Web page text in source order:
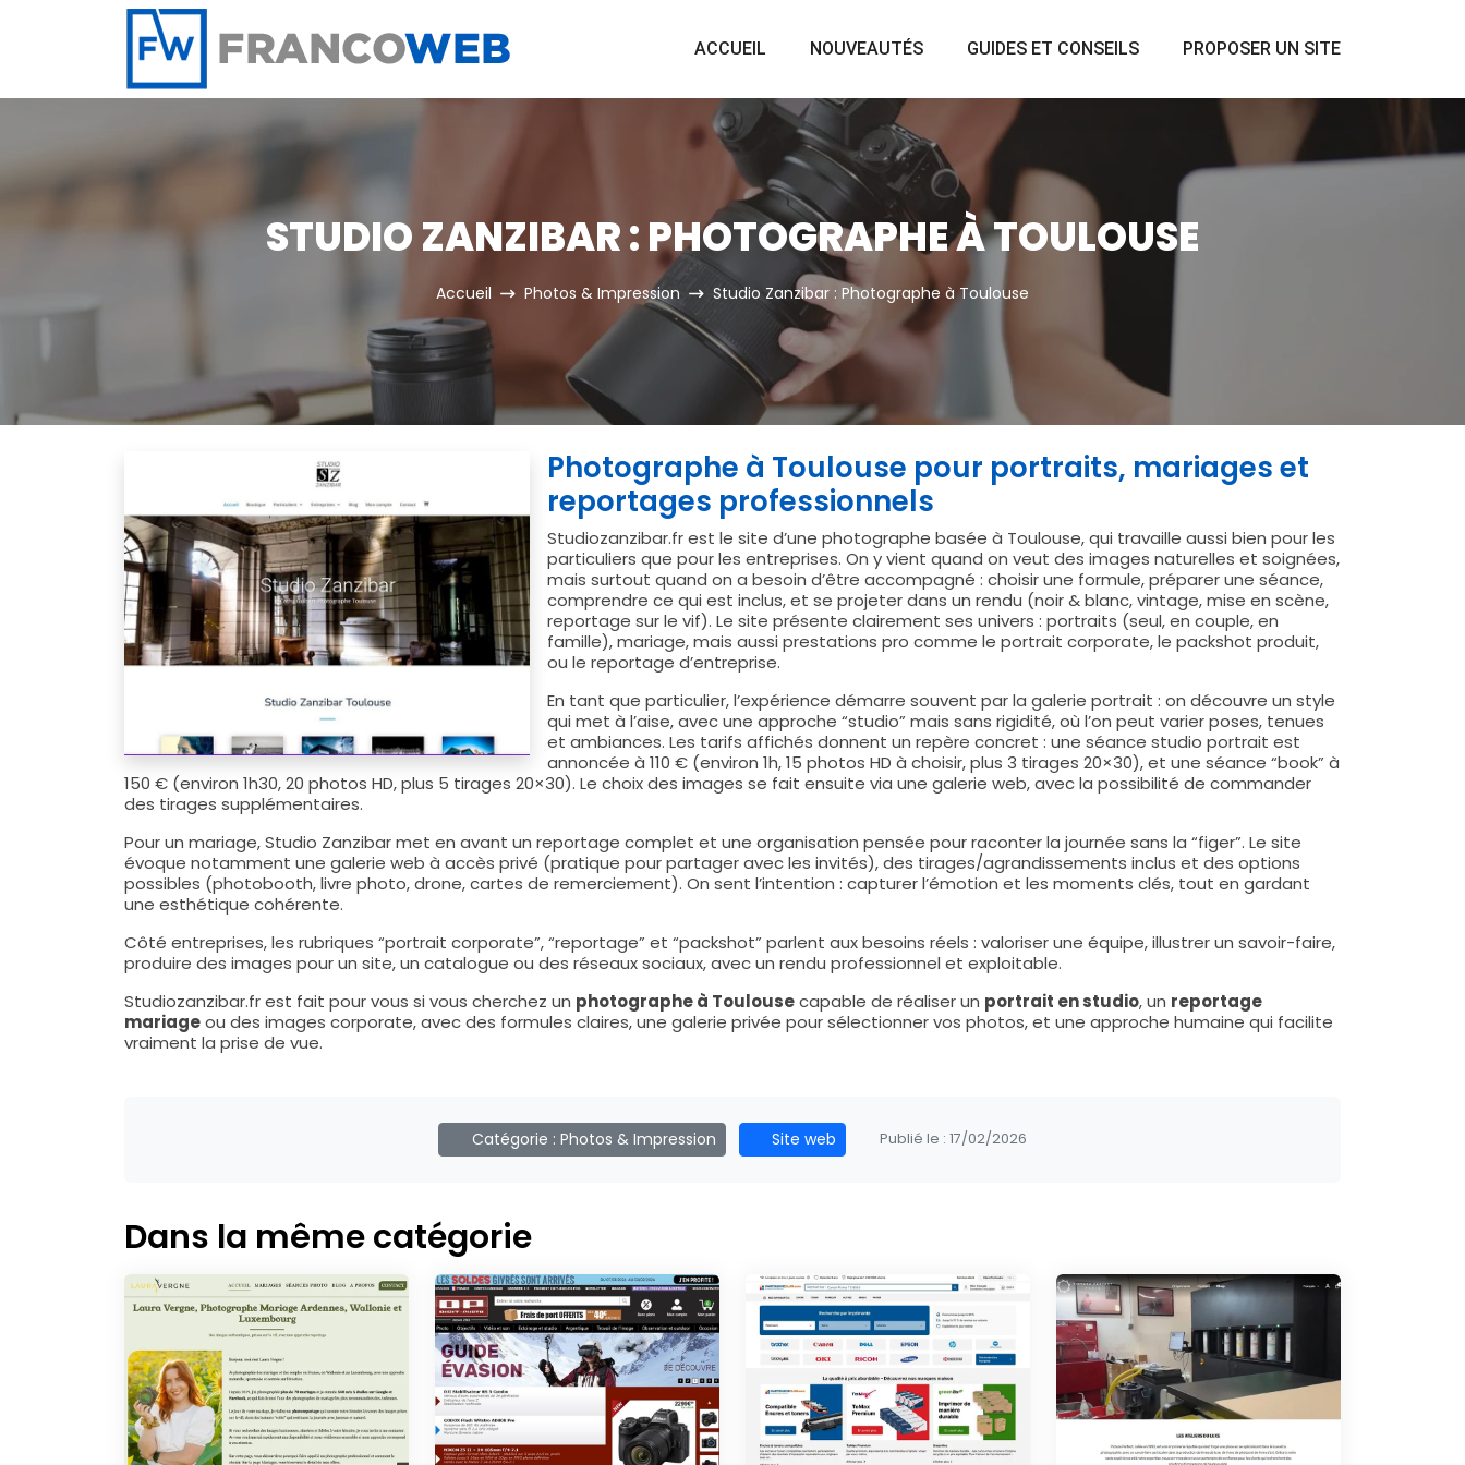
Panneau de gestion des cookies
ACCUEIL NOUVEAUTÉS GUIDES ET CONSEILS PROPOSER UN SITE
STUDIO ZANZIBAR : PHOTOGRAPHE À TOULOUSE
Accueil Photos & Impression Studio Zanzibar : Photographe à Toulouse
Photographe à Toulouse pour portraits, mariages et
reportages professionnels
Studiozanzibar.fr est le site d’une photographe basée à Toulouse, qui travaille aussi bien pour les
particuliers que pour les entreprises. On y vient quand on veut des images naturelles et soignées,
mais surtout quand on a besoin d’être accompagné : choisir une formule, préparer une séance,
comprendre ce qui est inclus, et se projeter dans un rendu (noir & blanc, vintage, mise en scène,
reportage sur le vif). Le site présente clairement ses univers : portraits (seul, en couple, en
famille), mariage, mais aussi prestations pro comme le portrait corporate, le packshot produit,
ou le reportage d’entreprise.
En tant que particulier, l’expérience démarre souvent par la galerie portrait : on découvre un style
qui met à l’aise, avec une approche “studio” mais sans rigidité, où l’on peut varier poses, tenues
et ambiances. Les tarifs affichés donnent un repère concret : une séance studio portrait est
annoncée à 110 € (environ 1h, 15 photos HD à choisir, plus 3 tirages 20×30), et une séance “book” à
150 € (environ 1h30, 20 photos HD, plus 5 tirages 20×30). Le choix des images se fait ensuite via une galerie web, avec la possibilité de commander
des tirages supplémentaires.
Pour un mariage, Studio Zanzibar met en avant un reportage complet et une organisation pensée pour raconter la journée sans la “figer”. Le site
évoque notamment une galerie web à accès privé (pratique pour partager avec les invités), des tirages/agrandissements inclus et des options
possibles (photobooth, livre photo, drone, cartes de remerciement). On sent l’intention : capturer l’émotion et les moments clés, tout en gardant
une esthétique cohérente.
Côté entreprises, les rubriques “portrait corporate”, “reportage” et “packshot” parlent aux besoins réels : valoriser une équipe, illustrer un savoir-faire,
produire des images pour un site, un catalogue ou des réseaux sociaux, avec un rendu professionnel et exploitable.
Studiozanzibar.fr est fait pour vous si vous cherchez un photographe à Toulousecapable de réaliser un portrait en studio, un reportage
mariageou des images corporate, avec des formules claires, une galerie privée pour sélectionner vos photos, et une approche humaine qui facilite
vraiment la prise de vue.
Catégorie : Photos & Impression Site web Publié le : 17/02/2026
Dans la même catégorie